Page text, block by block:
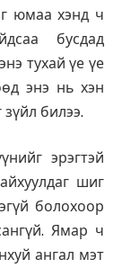
юмаа хэнд ч
бусдад
тухай үе үе
энэ нь хэн
билээ.
эрэгтэй
шиг
болохоор
Ямар ч
ангал мэт